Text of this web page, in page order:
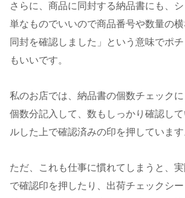
さらに、商品に同封する納品書にも、
単なものでいいので商品番号や数量の
同封を確認しました」という意味でポ
もいいです。
私のお店では、納品書の個数チェック
個数分記入して、数もしっかり確認し
ルした上で確認済みの印を押しています
ただ、これも仕事に慣れてしまうと、
で確認印を押したり、出荷チェックシ